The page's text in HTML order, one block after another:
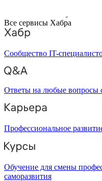
Все сервисы Хабра
Сообщество IT-
Ответы на любые вопросы
Профессиональное
Обучение для смены
саморазвития